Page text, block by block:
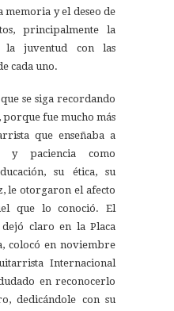
memoria y el deseo de
principalmente la
juventud con las
cada uno.
se siga recordando
porque fue mucho más
que enseñaba a
y paciencia como
su ética, su
le otorgaron el afecto
que lo conoció. El
claro en la Placa
colocó en noviembre
Internacional
en reconocerlo
dedicándole con su